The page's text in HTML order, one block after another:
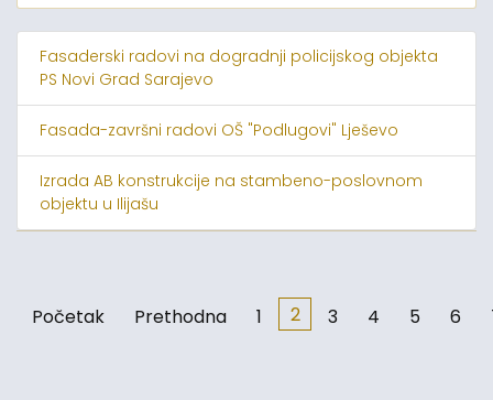
Fasaderski radovi na dogradnji policijskog objekta
PS Novi Grad Sarajevo
Fasada-završni radovi OŠ "Podlugovi" Lješevo
Izrada AB konstrukcije na stambeno-poslovnom
objektu u Ilijašu
Početak Prethodna 1 2 3 4 5 6